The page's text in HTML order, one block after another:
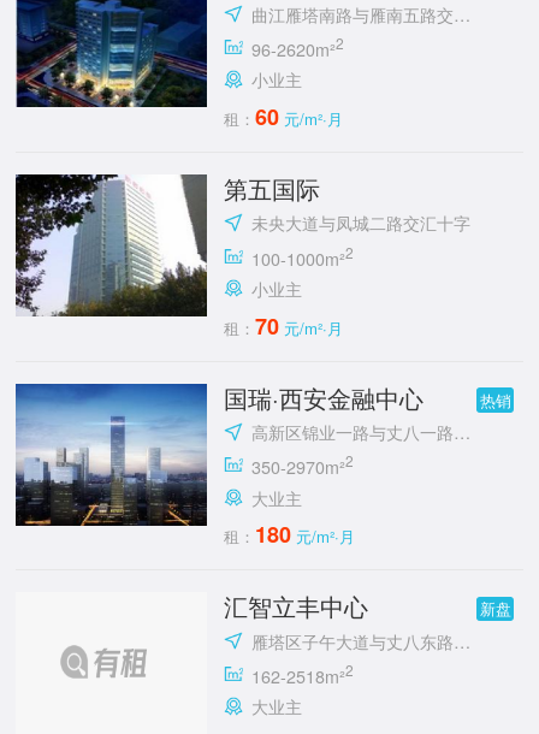
曲江雁塔南路与雁南五路交汇处向西100米路南
96-2620m²2
小业主
租：60 元/m²·月
第五国际
未央大道与凤城二路交汇十字
100-1000m²2
小业主
租：70 元/m²·月
国瑞·西安金融中心 热销
高新区锦业一路与丈八一路交汇处东南角
350-2970m²2
大业主
租： 180 元/m²·月
汇智立丰中心 新盘
雁塔区子午大道与丈八东路十字立丰城
162-2518m²2
大业主